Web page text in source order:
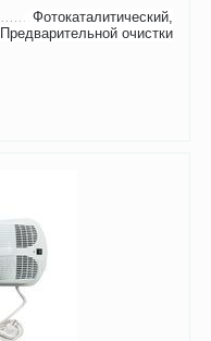
Фотокаталитический,
Предварительной очистки